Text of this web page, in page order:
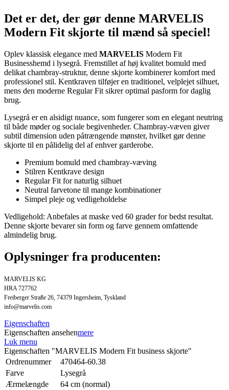
Det er det, der gør denne MARVELIS
Modern Fit skjorte til mænd så speciel!
Oplev klassisk elegance med MARVELIS Modern Fit
Businesshemd i lysegrå. Fremstillet af høj kvalitet bomuld med
delikat chambray-struktur, denne skjorte kombinerer komfort med
professionel stil. Kentkraven tilføjer en traditionel, velplejet silhuet,
mens den moderne Regular Fit sikrer optimal pasform for daglig
brug.
Lysegrå er en alsidigt nuance, som fungerer som en elegant neutring
til både møder og sociale begivenheder. Chambray-væven giver
subtil dimension uden påtrængende mønster, hvilket gør denne
skjorte til en pålidelig del af enhver garderobe.
Premium bomuld med chambray-væving
Stilren Kentkrave design
Regular Fit for naturlig silhuet
Neutral farvetone til mange kombinationer
Simpel pleje og vedligeholdelse
Vedligehold: Anbefales at maske ved 60 grader for bedst resultat.
Denne skjorte bevarer sin form og farve gennem omfattende
almindelig brug.
Oplysninger fra producenten:
MARVELIS KG
HRA 727762
Freiberger Straße 26, 74379 Ingersheim, Tyskland
info@marvelis.com
Eigenschaften
Eigenschaften ansehenmere
Luk menu
Eigenschaften "MARVELIS Modern Fit business skjorte"
Ordrenummer
470464-60.38
Farve
Lysegrå
Ærmelængde
64 cm (normal)